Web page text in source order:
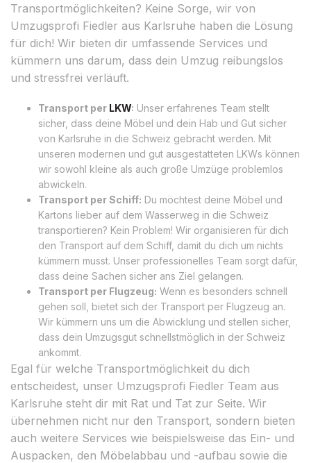
Transportmöglichkeiten? Keine Sorge, wir von
Umzugsprofi Fiedler aus Karlsruhe haben die Lösung
für dich! Wir bieten dir umfassende Services und
kümmern uns darum, dass dein Umzug reibungslos
und stressfrei verläuft.
Transport per LKW: Unser erfahrenes Team stellt
sicher, dass deine Möbel und dein Hab und Gut sicher
von Karlsruhe in die Schweiz gebracht werden. Mit
unseren modernen und gut ausgestatteten LKWs können
wir sowohl kleine als auch große Umzüge problemlos
abwickeln.
Transport per Schiff: Du möchtest deine Möbel und
Kartons lieber auf dem Wasserweg in die Schweiz
transportieren? Kein Problem! Wir organisieren für dich
den Transport auf dem Schiff, damit du dich um nichts
kümmern musst. Unser professionelles Team sorgt dafür,
dass deine Sachen sicher ans Ziel gelangen.
Transport per Flugzeug: Wenn es besonders schnell
gehen soll, bietet sich der Transport per Flugzeug an.
Wir kümmern uns um die Abwicklung und stellen sicher,
dass dein Umzugsgut schnellstmöglich in der Schweiz
ankommt.
Egal für welche Transportmöglichkeit du dich
entscheidest, unser Umzugsprofi Fiedler Team aus
Karlsruhe steht dir mit Rat und Tat zur Seite. Wir
übernehmen nicht nur den Transport, sondern bieten
auch weitere Services wie beispielsweise das Ein- und
Auspacken, den Möbelabbau und -aufbau sowie die